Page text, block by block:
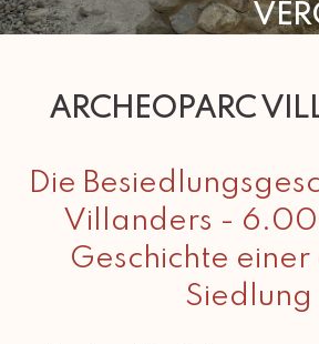
ARCHEOPARC
Die
Villanders -
Geschichte
Siedlung